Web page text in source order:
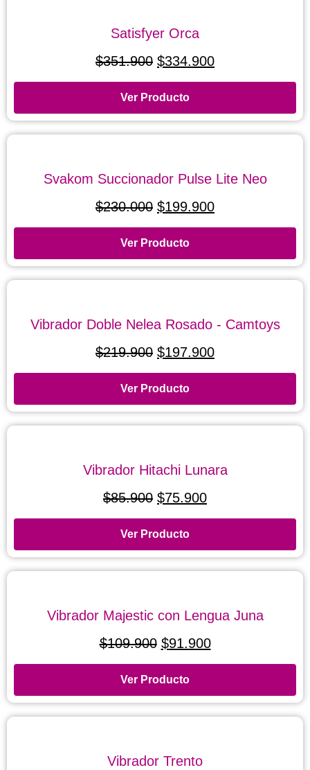
Satisfyer Orca
$351.900 $334.900
Ver Producto
Svakom Succionador Pulse Lite Neo
$230.000 $199.900
Ver Producto
Vibrador Doble Nelea Rosado - Camtoys
$219.900 $197.900
Ver Producto
Vibrador Hitachi Lunara
$85.900 $75.900
Ver Producto
Vibrador Majestic con Lengua Juna
$109.900 $91.900
Ver Producto
Vibrador Trento